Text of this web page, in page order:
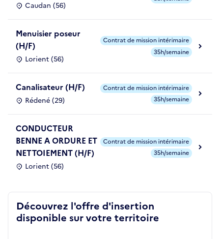
Caudan (56)
Menuisier poseur
(H/F)
Lorient (56)
Contrat de mission intérimaire
35h/semaine
Canalisateur (H/F)
Rédené (29)
Contrat de mission intérimaire
35h/semaine
CONDUCTEUR
BENNE A ORDURE ET
NETTOIEMENT (H/F)
Lorient (56)
Contrat de mission intérimaire
35h/semaine
Découvrez l'offre d'insertion
disponible sur votre territoire